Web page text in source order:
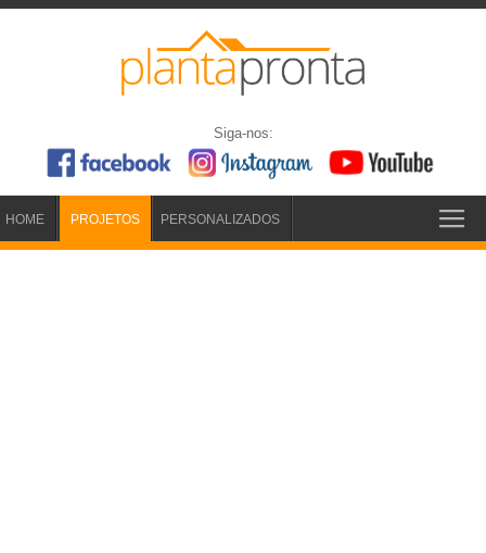
Siga-nos:
HOME PROJETOS PERSONALIZADOS